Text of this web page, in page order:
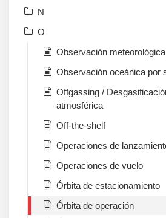
N
O
Observación
Observación oceánica por
Offgassing /
atmosférica
Off-the-shelf
Operaciones de
Operaciones de vuelo
Órbita de estacionamiento
Órbita de operación